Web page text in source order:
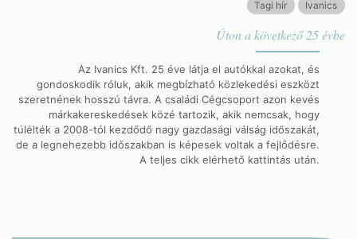
Tagi hír Ivanics
Úton a következő 25 évbe
Az Ivanics Kft. 25 éve látja el autókkal azokat, és
gondoskodik róluk, akik megbízható közlekedési eszközt
szeretnének hosszú távra. A családi Cégcsoport azon kevés
márkakereskedések közé tartozik, akik nemcsak, hogy
túlélték a 2008-tól kezdődő nagy gazdasági válság időszakát,
de a legnehezebb időszakban is képesek voltak a fejlődésre.
A teljes cikk elérhető kattintás után.